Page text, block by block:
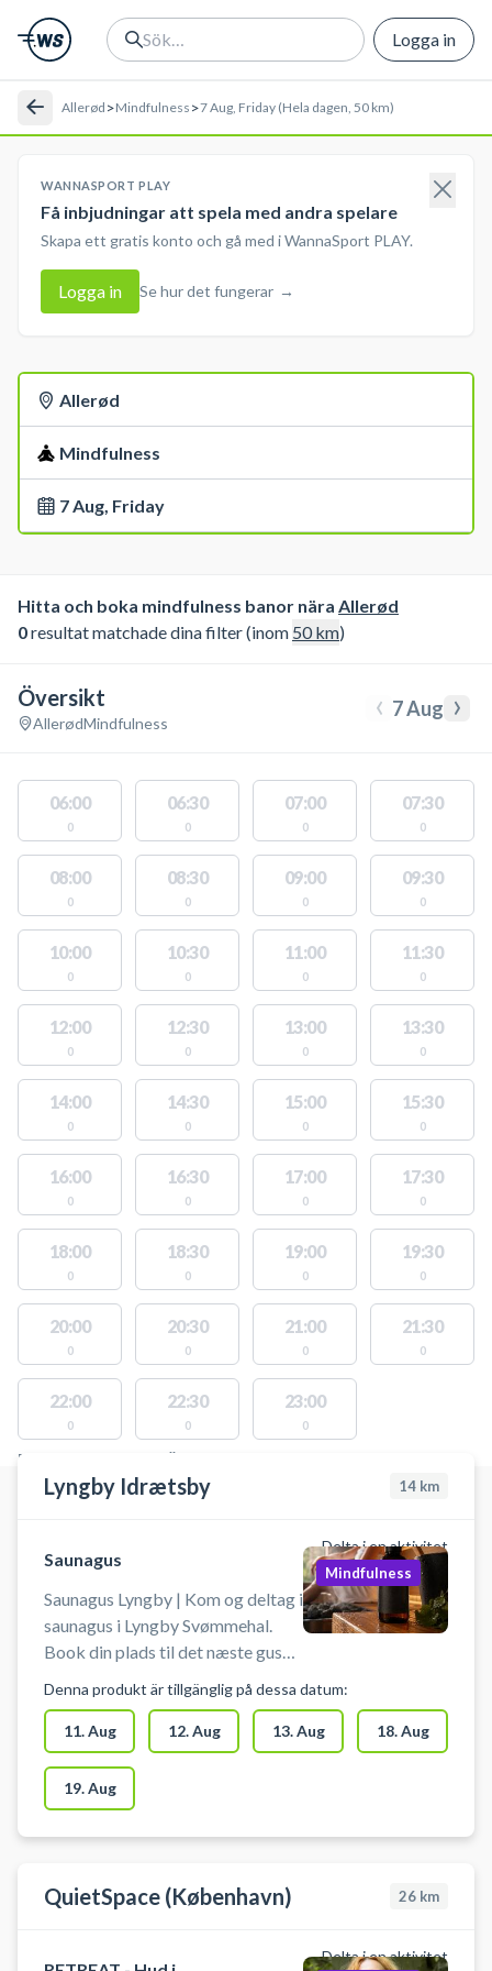
Logga in
Allerød >Mindfulness >7 Aug, Friday (Hela dagen, 50 km)
WANNASPORT PLAY
Få inbjudningar att spela med andra spelare
Skapa ett gratis konto och gå med i WannaSport PLAY.
Logga in Se hur det fungerar →
Allerød
Mindfulness
7 Aug, Friday
Hitta och boka mindfulness banor nära Allerød
0resultat matchade dina filter (inom 50km)
Översikt
AllerødMindfulness ‹ 7 Aug ›
06:00
0
06:30
0
07:00
0
07:30
0
08:00
0
08:30
0
09:00
0
09:30
0
10:00
0
10:30
0
11:00
0
11:30
0
12:00
0
12:30
0
13:00
0
13:30
0
14:00
0
14:30
0
15:00
0
15:30
0
16:00
0
16:30
0
17:00
0
17:30
0
18:00
0
18:30
0
19:00
0
19:30
0
20:00
0
20:30
0
21:00
0
21:30
0
22:00
0
22:30
0
23:00
0
PLATSER MED TILLGÄNGLIGA AKTIVITETER
Lyngby Idrætsby 14 km
Delta i en aktivitet
Saunagus
Saunagus Lyngby | Kom og deltag i
saunagus i Lyngby Svømmehal.
Book din plads til det næste gus
Lyngby, hvor kyndige gusmestre
sørger for en rolig og sansefuld
oplevelse. Book din billet til gus i
Lyngby nu!
Mindfulness
Denna produkt är tillgänglig på dessa datum:
11. Aug 12. Aug 13. Aug 18. Aug
19. Aug
QuietSpace (København) 26 km
Delta i en aktivitet